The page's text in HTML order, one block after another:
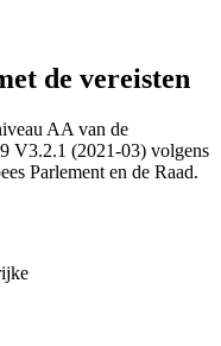
de vereisten
AA van de
V3.2.1 (2021-03) volgens
Parlement en de Raad.